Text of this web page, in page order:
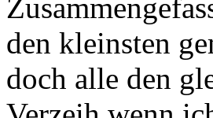
den kleinsten
doch alle den